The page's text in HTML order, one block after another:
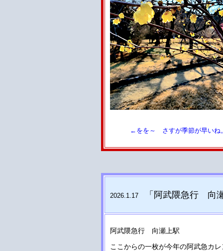
←をを～ さすが季節が早いね
2026.1.17 「阿武隈急行 向
阿武隈急行 向瀬上駅
ここからの一枚が今年の阿武急カ